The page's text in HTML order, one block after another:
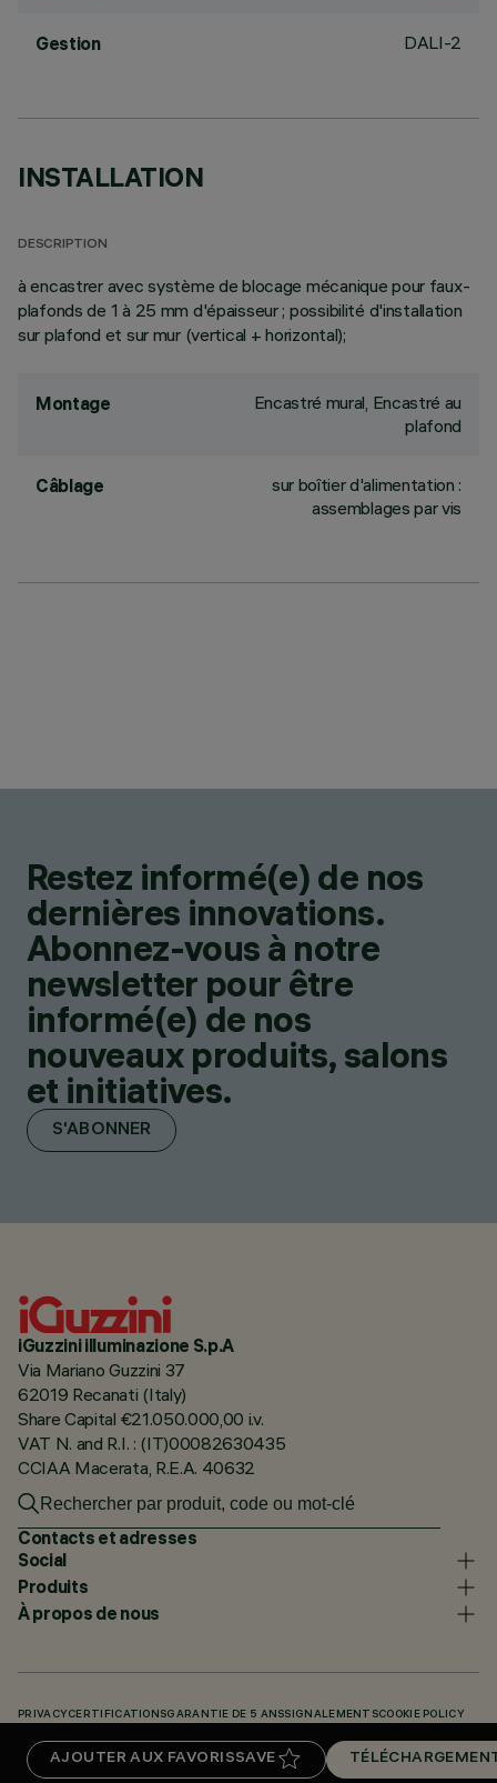
AJOUTER AUX FAVORISSAVE
Gestion DALI-2
INSTALLATION
DESCRIPTION
à encastrer avec système de blocage mécanique pour faux-
plafonds de 1 à 25 mm d'épaisseur ; possibilité d'installation
sur plafond et sur mur (vertical + horizontal);
Montage
Encastré mural, Encastré au
plafond
Câblage
sur boîtier d'alimentation :
assemblages par vis
Restez informé(e) de nos
dernières innovations.
Abonnez-vous à notre
newsletter pour être
informé(e) de nos
nouveaux produits, salons
et initiatives.
S'ABONNER
iGuzzini illuminazione S.p.A
Via Mariano Guzzini 37
62019 Recanati (Italy)
Share Capital €21.050.000,00 i.v.
VAT N. and R.I. : (IT)00082630435
CCIAA Macerata, R.E.A. 40632
Contacts et adresses
Social
Produits
À propos de nous
PRIVACY CERTIFICATIONSGARANTIE DE 5 ANSSIGNALEMENTSCOOKIE POLICY
TÉLÉCHARGEMENTS